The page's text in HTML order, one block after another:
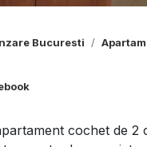
Bucuresti
cochet de 2